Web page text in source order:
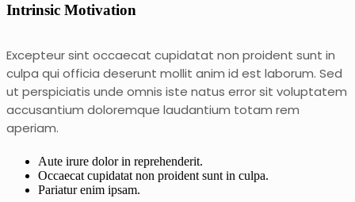
Intrinsic Motivation
Excepteur sint occaecat cupidatat non proident sunt in
culpa qui officia deserunt mollit anim id est laborum. Sed
ut perspiciatis unde omnis iste natus error sit voluptatem
accusantium doloremque laudantium totam rem
aperiam.
Aute irure dolor in reprehenderit.
Occaecat cupidatat non proident sunt in culpa.
Pariatur enim ipsam.